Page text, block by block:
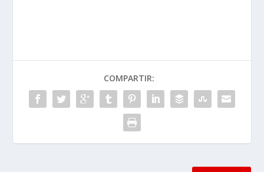
COMPARTIR: